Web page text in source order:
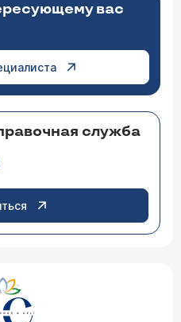
вас
служба